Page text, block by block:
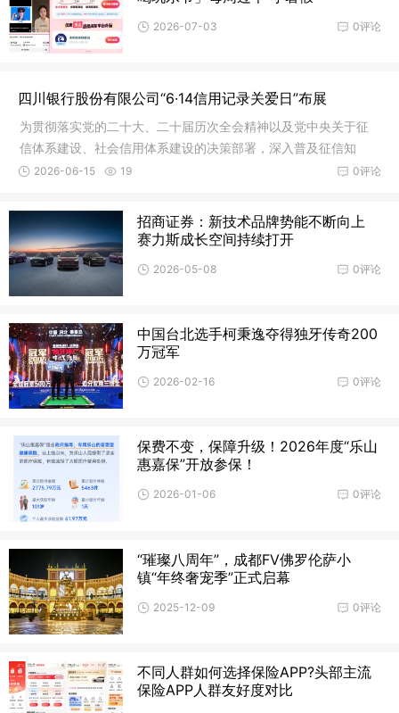
0评论
2026-07-03
四川银行股份有限公司“6·14信用记录关爱日”布展
为贯彻落实党的二十大、二十届历次全会精神以及党中央关于征
信体系建设、社会信用体系建设的决策部署，深入普及征信知
识、强化公
0评论
2026-06-15 19
招商证券：新技术品牌势能不断向上
赛力斯成长空间持续打开
0评论
2026-05-08
中国台北选手柯秉逸夺得独牙传奇200
万冠军
0评论
2026-02-16
保费不变，保障升级！2026年度“乐山
惠嘉保”开放参保！
0评论
2026-01-06
“璀璨八周年”，成都FV佛罗伦萨小
镇“年终奢宠季”正式启幕
0评论
2025-12-09
不同人群如何选择保险APP?头部主流
保险APP人群友好度对比